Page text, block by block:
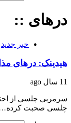
درهای ::
خبر جدید
هیدینک: درهای
11 سال ago
سرمربی چلسی از
چلسی صحبت